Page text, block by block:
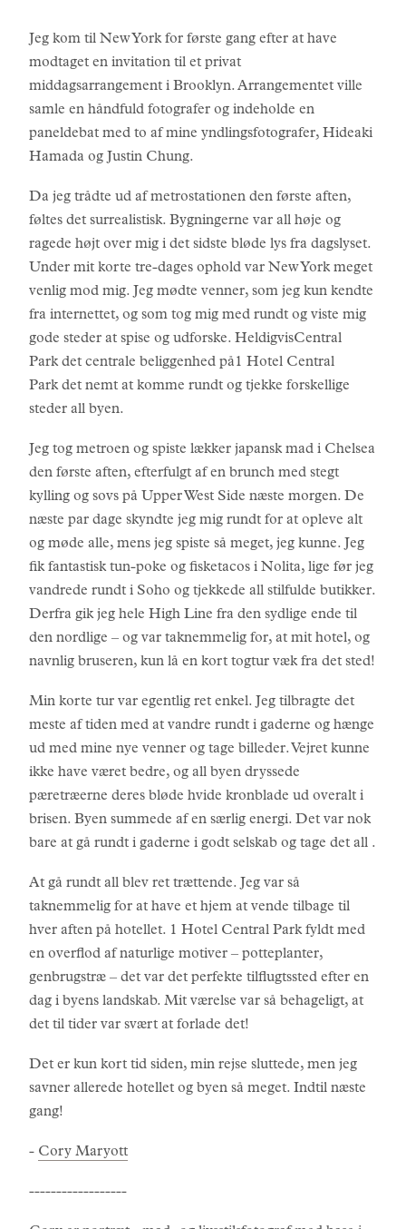
Jeg kom til New York for første gang efter at have
modtaget en invitation til et privat
middagsarrangement i Brooklyn. Arrangementet ville
samle en håndfuld fotografer og indeholde en
paneldebat med to af mine yndlingsfotografer, Hideaki
Hamada og Justin Chung.
Da jeg trådte ud af metrostationen den første aften,
føltes det surrealistisk. Bygningerne var all høje og
ragede højt over mig i det sidste bløde lys fra dagslyset.
Under mit korte tre-dages ophold var New York meget
venlig mod mig. Jeg mødte venner, som jeg kun kendte
fra internettet, og som tog mig med rundt og viste mig
gode steder at spise og udforske. HeldigvisCentral
Park det centrale beliggenhed på1 Hotel Central
Park det nemt at komme rundt og tjekke forskellige
steder all byen.
Jeg tog metroen og spiste lækker japansk mad i Chelsea
den første aften, efterfulgt af en brunch med stegt
kylling og sovs på Upper West Side næste morgen. De
næste par dage skyndte jeg mig rundt for at opleve alt
og møde alle, mens jeg spiste så meget, jeg kunne. Jeg
fik fantastisk tun-poke og fisketacos i Nolita, lige før jeg
vandrede rundt i Soho og tjekkede all stilfulde butikker.
Derfra gik jeg hele High Line fra den sydlige ende til
den nordlige – og var taknemmelig for, at mit hotel, og
navnlig bruseren, kun lå en kort togtur væk fra det sted!
Min korte tur var egentlig ret enkel. Jeg tilbragte det
meste af tiden med at vandre rundt i gaderne og hænge
ud med mine nye venner og tage billeder. Vejret kunne
ikke have været bedre, og all byen dryssede
pæretræerne deres bløde hvide kronblade ud overalt i
brisen. Byen summede af en særlig energi. Det var nok
bare at gå rundt i gaderne i godt selskab og tage det all .
At gå rundt all blev ret trættende. Jeg var så
taknemmelig for at have et hjem at vende tilbage til
hver aften på hotellet. 1 Hotel Central Park fyldt med
en overflod af naturlige motiver – potteplanter,
genbrugstræ – det var det perfekte tilflugtssted efter en
dag i byens landskab. Mit værelse var så behageligt, at
det til tider var svært at forlade det!
Det er kun kort tid siden, min rejse sluttede, men jeg
savner allerede hotellet og byen så meget. Indtil næste
gang!
- Cory Maryott
------------------